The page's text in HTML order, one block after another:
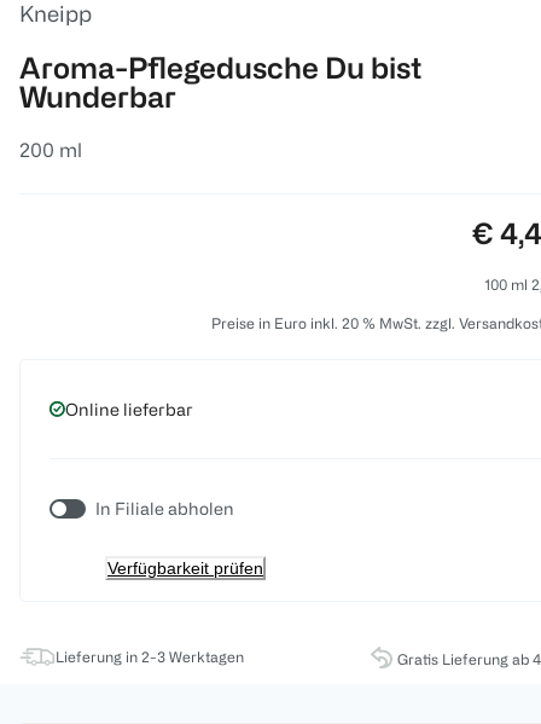
Kneipp
Aroma-Pflegedusche Du bist
Wunderbar
200 ml
€
100 ml
Preise in Euro inkl. 20 % MwSt. zzgl.
Online lieferbar
In Filiale abholen
Verfügbarkeit prüfen
Lieferung in 2-3 Werktagen Gratis Lieferung ab